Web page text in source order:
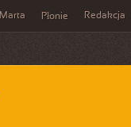
Marta Płonie Redakcja